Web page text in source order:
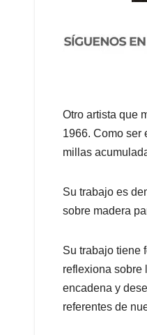
Otro artista que
1966. Como ser
millas
Su trabajo es
sobre madera
Su trabajo tiene
reflexiona sobre
encadena y
referentes de